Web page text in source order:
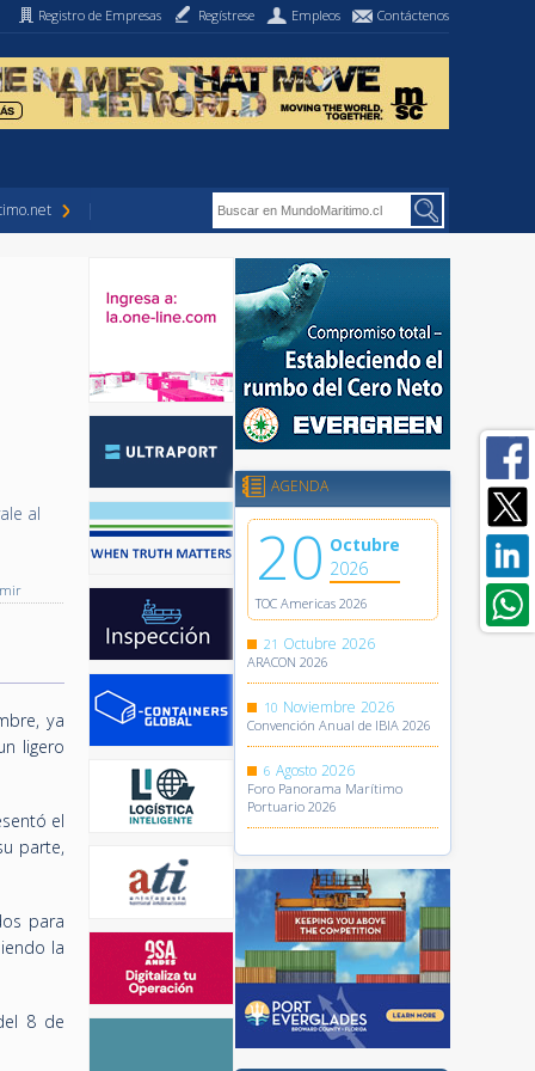
Registro de Empresas Regístrese Empleos Contáctenos
al
ya
ligero
el
parte,
para
la
8 de
AGENDA
20 Octubre
2026
TOC Americas 2026
21 Octubre 2026
ARACON 2026
10 Noviembre 2026
Convención Anual de IBIA 2026
6 Agosto 2026
Foro Panorama Marítimo
Portuario 2026